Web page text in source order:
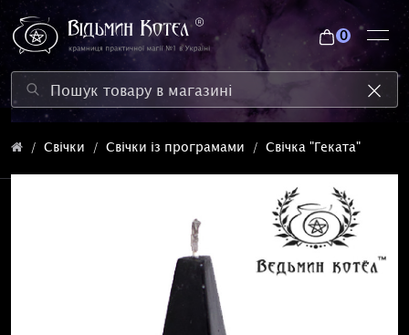
0
Свічки Свічки із програмами Свічка "Геката"